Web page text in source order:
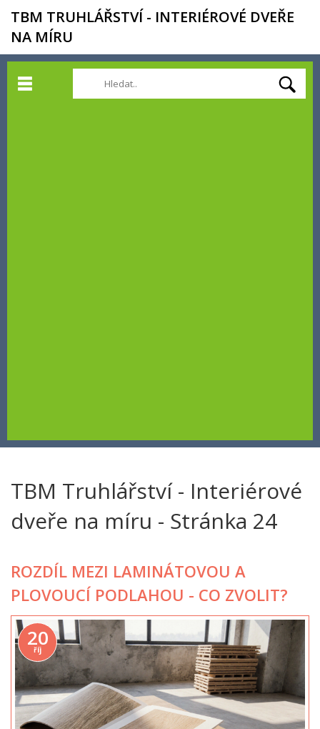
TBM TRUHLÁŘSTVÍ - INTERIÉROVÉ DVEŘE
NA MÍRU
TBM Truhlářství - Interiérové
dveře na míru - Stránka 24
ROZDÍL MEZI LAMINÁTOVOU A
PLOVOUCÍ PODLAHOU - CO ZVOLIT?
20
říj